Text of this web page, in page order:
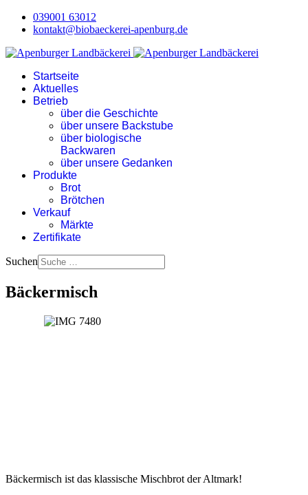
039001 63012
kontakt@biobaeckerei-apenburg.de
Startseite
Aktuelles
Betrieb
über die Geschichte
über unsere Backstube
über biologische
Backwaren
über unsere Gedanken
Produkte
Brot
Brötchen
Verkauf
Märkte
Zertifikate
Suchen
Bäckermisch
Bäckermisch ist das klassische Mischbrot der Altmark!